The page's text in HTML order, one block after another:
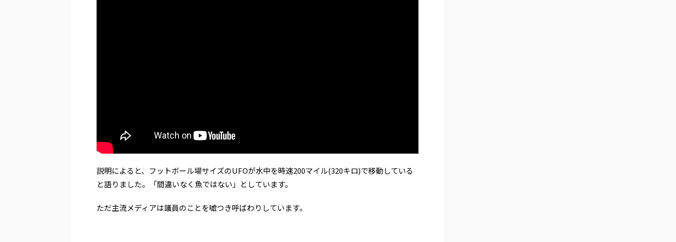
説明によると、フットボール場サイズのUFOが水中を時速200マイル(320キロ)で移動している
と語りました。「間違いなく魚ではない」としています。
ただ主流メディアは議員のことを嘘つき呼ばわりしています。